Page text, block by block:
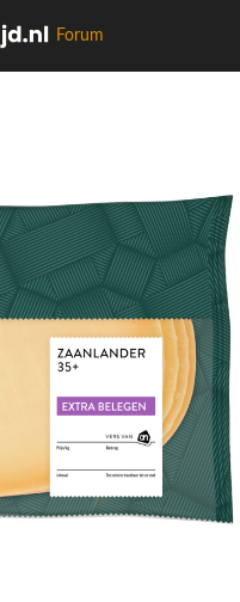
Forum